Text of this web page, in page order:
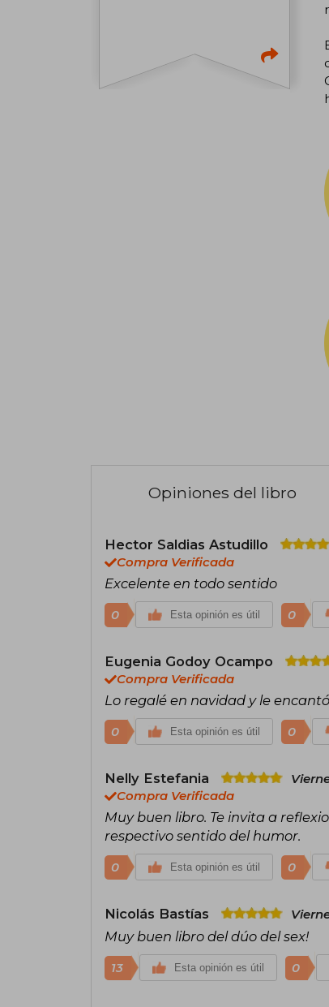
Opiniones del libro
Hector Saldias Astudillo
Compra Verificada
Excelente en todo sentido
0 Esta opinión es útil 0
Eugenia Godoy Ocampo
Compra Verificada
Lo regalé en navidad y le encantó
0 Esta opinión es útil 0
Nelly Estefania
Compra Verificada
Muy buen libro. Te invita a
respectivo sentido del humor.
0 Esta opinión es útil 0
Nicolás Bastías
Muy buen libro del dúo del sex!
13 Esta opinión es útil 0